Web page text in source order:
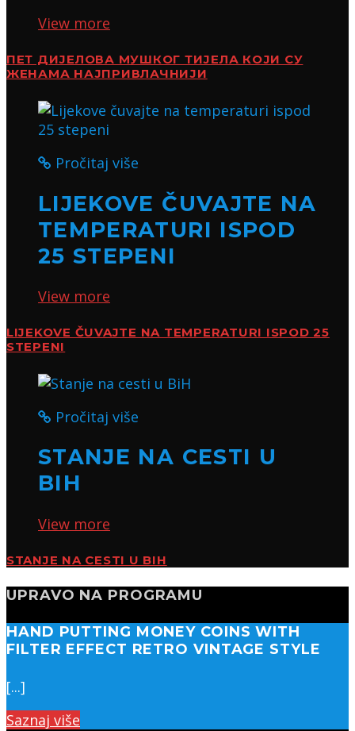
View more
ПЕТ ДИЈЕЛОВА МУШКОГ ТИЈЕЛА КОЈИ СУ
ЖЕНАМА НАЈПРИВЛАЧНИЈИ
Pročitaj više
LIJEKOVE ČUVAJTE NA
TEMPERATURI ISPOD
25 STEPENI
View more
LIJEKOVE ČUVAJTE NA TEMPERATURI ISPOD 25
STEPENI
Pročitaj više
STANJE NA CESTI U
BIH
View more
STANJE NA CESTI U BIH
UPRAVO NA PROGRAMU
HAND PUTTING MONEY COINS WITH
FILTER EFFECT RETRO VINTAGE STYLE
[...]
Saznaj više